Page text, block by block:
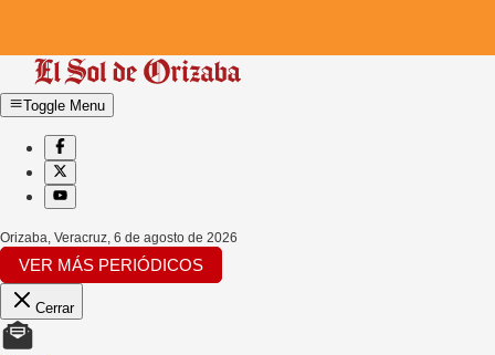
Toggle Menu
Orizaba, Veracruz, 6 de agosto de 2026
VER MÁS PERIÓDICOS
Cerrar